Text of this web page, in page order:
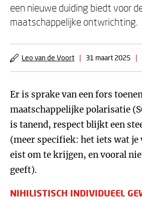
een nieuwe duiding biedt voor
maatschappelijke ontwrichting.
Leo van de Voort | 31 maart 2025 |
Er is sprake van een fors
maatschappelijke polarisatie
is tanend, respect blijkt een
(meer specifiek: het iets wat
eist om te krijgen, en vooral
geeft).
NIHILISTISCH INDIVIDUEEL